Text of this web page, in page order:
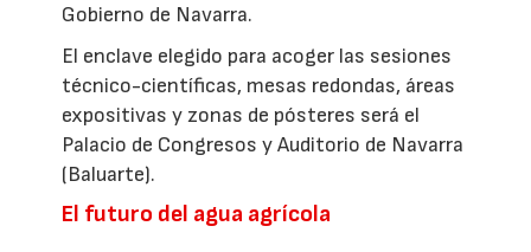
Gobierno de Navarra.
El enclave elegido para acoger las sesiones
técnico-científicas, mesas redondas, áreas
expositivas y zonas de pósteres será el
Palacio de Congresos y Auditorio de Navarra
(Baluarte).
El futuro del agua agrícola